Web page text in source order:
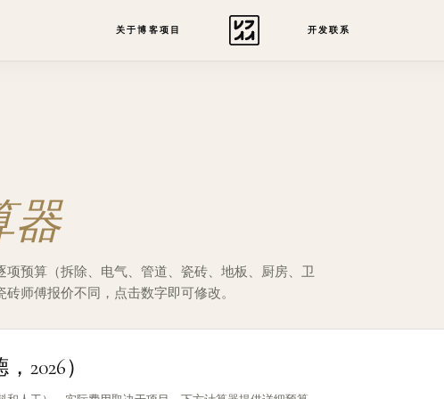
关于博客项目 开发联系
器
预算（拆除、电气、管道、瓷砖、地板、厨房、卫
师傅报价不同，点击数字即可修改。
2026）